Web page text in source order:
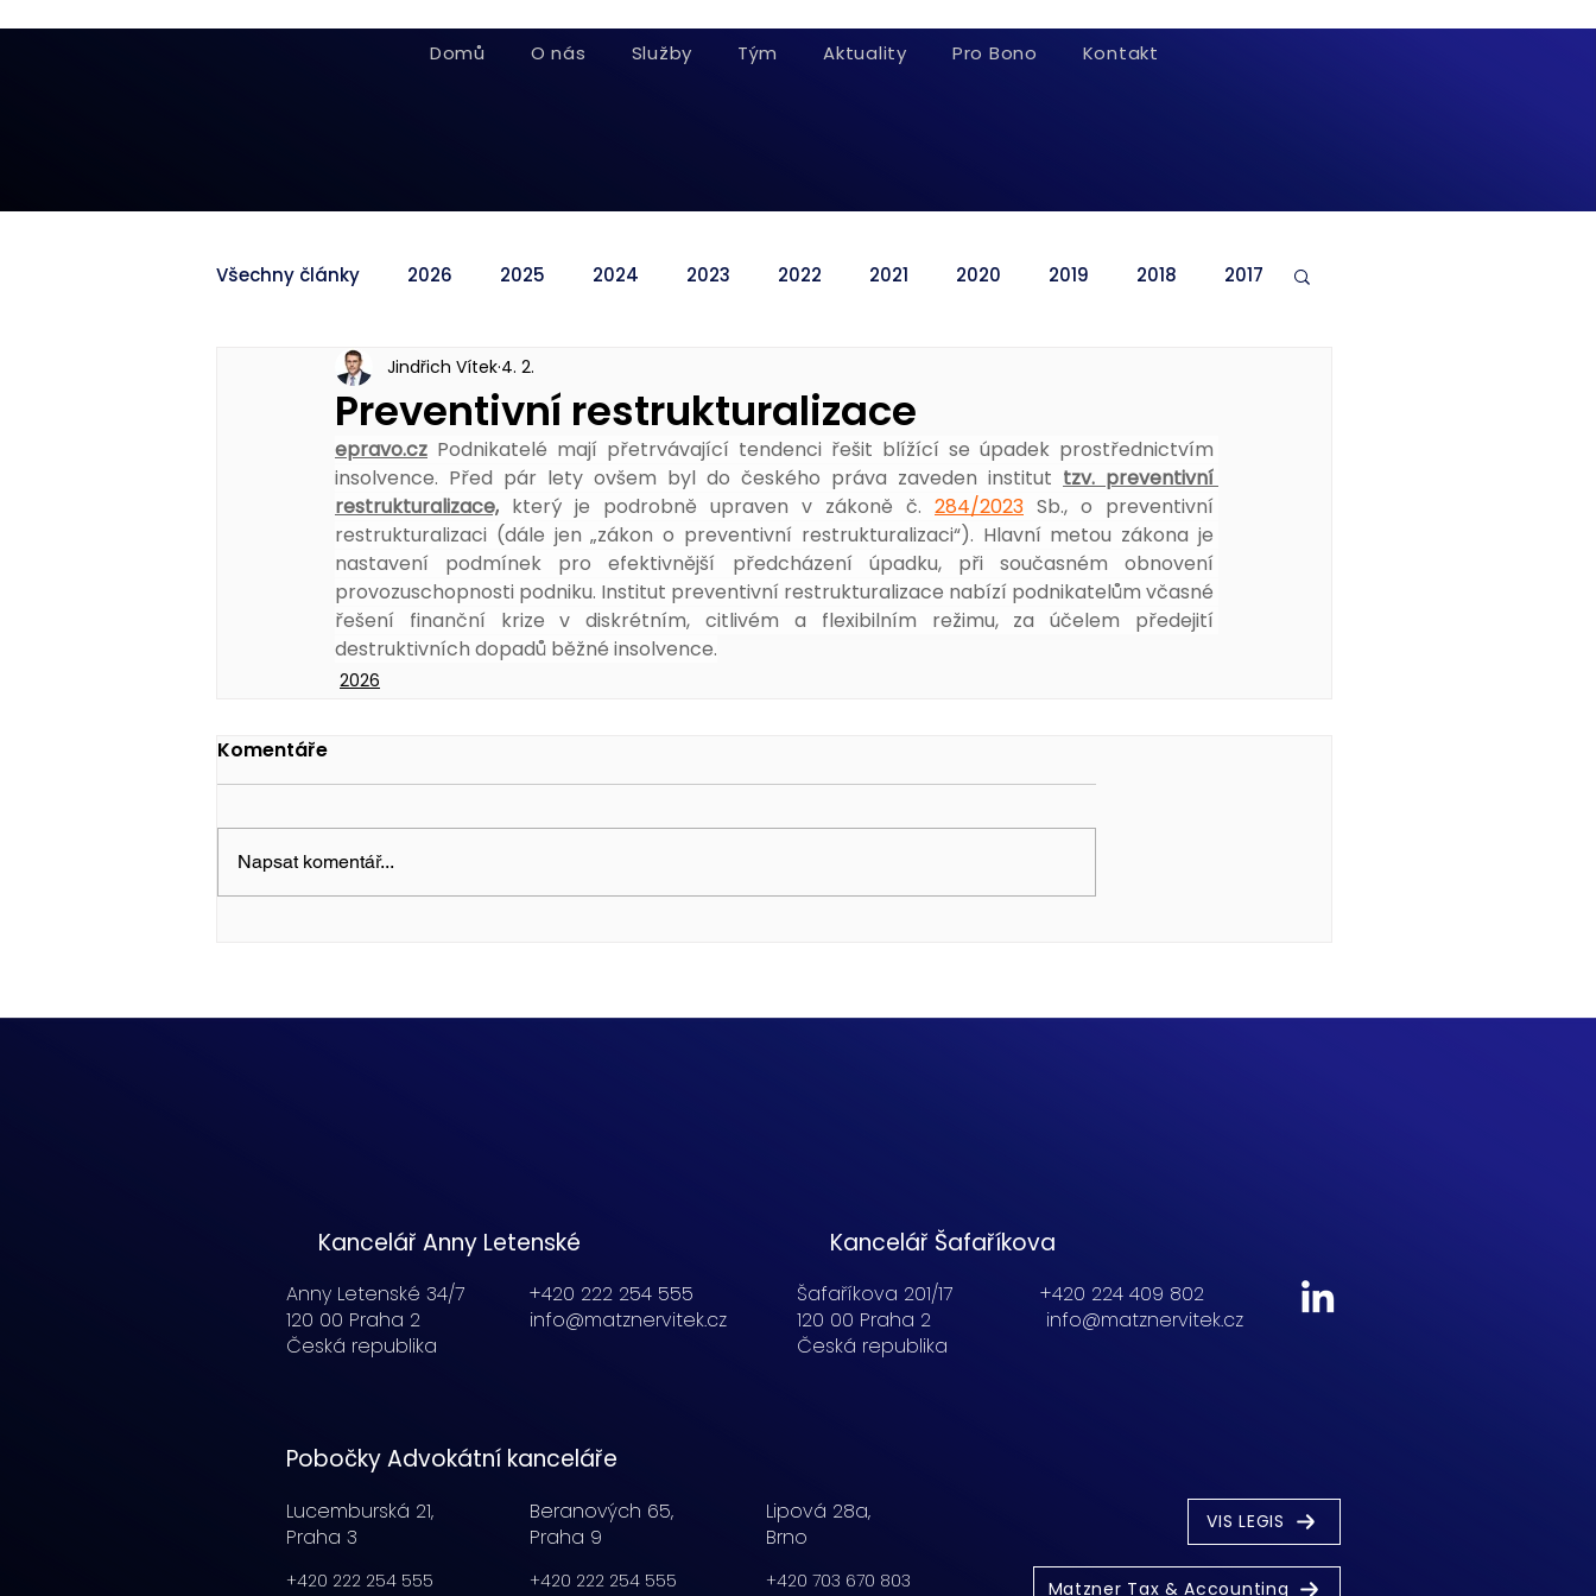
Domů O nás Služby Tým Aktuality Pro Bono Kontakt
Všechny články 2026 2025 2024 2023 2022 2021 2020 2019 2018 2017
Preventivní restrukturalizace
Jindřich Vítek 4. 2.
epravo.cz Podnikatelé mají přetrvávající tendenci řešit blížící se úpadek prostřednictvím
insolvence. Před pár lety ovšem byl do českého práva zaveden institut tzv. preventivní
restrukturalizace, který je podrobně upraven v zákoně č. 284/2023 Sb., o preventivní
restrukturalizaci (dále jen „zákon o preventivní restrukturalizaci“). Hlavní metou zákona je
nastavení podmínek pro efektivnější předcházení úpadku, při současném obnovení
provozuschopnosti podniku. Institut preventivní restrukturalizace nabízí podnikatelům včasné
řešení finanční krize v diskrétním, citlivém a flexibilním režimu, za účelem předejití
destruktivních dopadů běžné insolvence.
2026
Komentáře
Napsat komentář...
Kancelář Anny Letenské
Anny Letenské 34/7
120 00 Praha 2
Česká republika
+420 222 254 555
info@matznervitek.cz
Kancelář Šafaříkova
Šafaříkova 201/17
120 00 Praha 2
Česká republika
+420 224 409 802
info@matznervitek.cz
Pobočky Advokátní kanceláře
Lucemburská 21,
Praha 3
+420 222 254 555
Beranových 65,
Praha 9
+420 222 254 555
Lipová 28a,
Brno
+420 703 670 803
VIS LEGIS
Matzner Tax & Accounting